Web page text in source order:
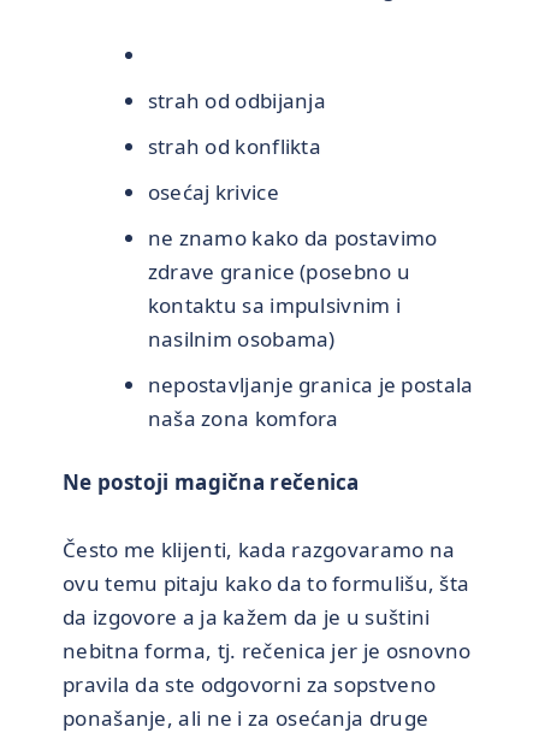
strah od odbijanja
strah od konflikta
osećaj krivice
ne znamo kako da postavimo
zdrave granice (posebno u
kontaktu sa impulsivnim i
nasilnim osobama)
nepostavljanje granica je postala
naša zona komfora
Ne postoji magična rečenica
Često me klijenti, kada razgovaramo na
ovu temu pitaju kako da to formulišu, šta
da izgovore a ja kažem da je u suštini
nebitna forma, tj. rečenica jer je osnovno
pravila da ste odgovorni za sopstveno
ponašanje, ali ne i za osećanja druge